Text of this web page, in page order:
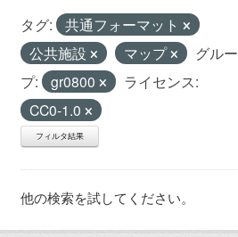
タグ:
共通フォーマット
公共施設
マップ
グルー
プ:
gr0800
ライセンス:
CC0-1.0
フィルタ結果
他の検索を試してください。